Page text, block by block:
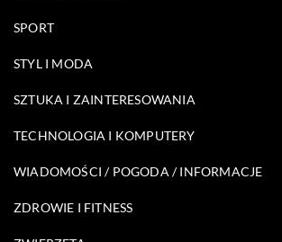
SPORT
STYL I MODA
SZTUKA I ZAINTERESOWANIA
TECHNOLOGIA I KOMPUTERY
WIADOMOŚCI / POGODA / INFORMACJE
ZDROWIE I FITNESS